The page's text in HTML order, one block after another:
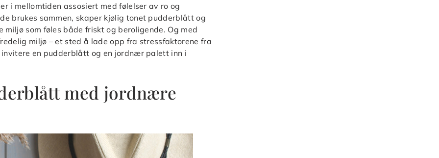
i mellomtiden assosiert med følelser av ro og
brukes sammen, skaper kjølig tonet pudderblått og
som føles både friskt og beroligende. Og med
miljø – et sted å lade opp fra stressfaktorene fra
en pudderblått og en jordnær palett inn i
med jordnære